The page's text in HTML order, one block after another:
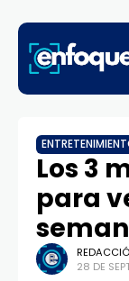
Los 3
para
28 DE